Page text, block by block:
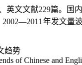
英文文献229篇。国
年发文量
趋势
of Chinese and